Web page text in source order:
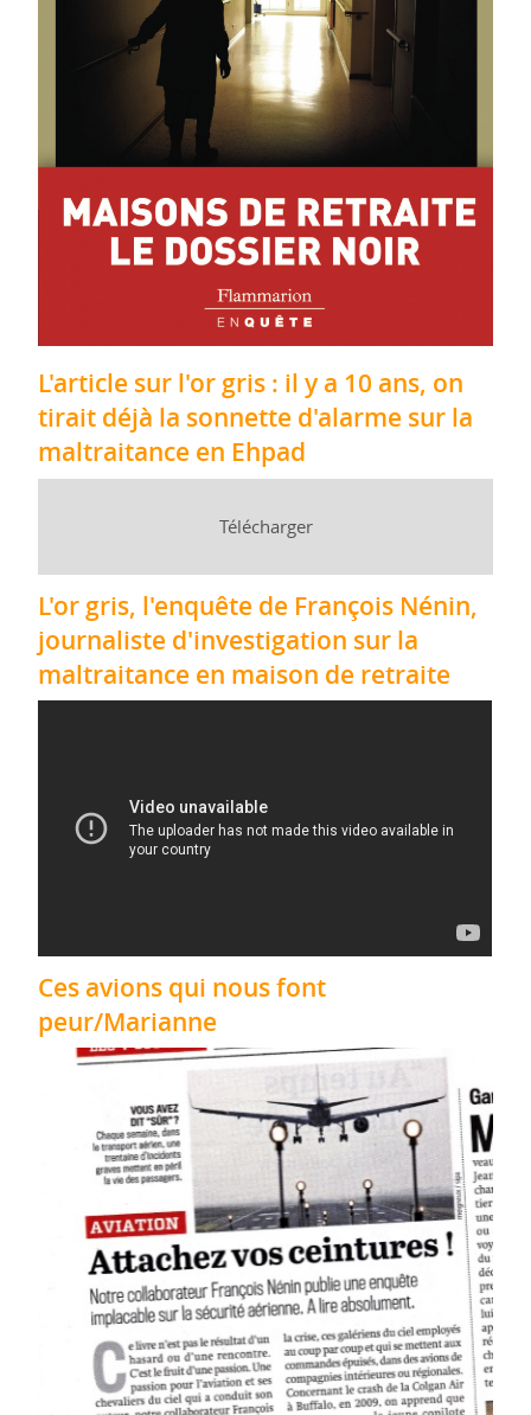
L'article sur l'or gris : il y a 10 ans, on
tirait déjà la sonnette d'alarme sur la
maltraitance en Ehpad
Télécharger
L'or gris, l'enquête de François Nénin,
journaliste d'investigation sur la
maltraitance en maison de retraite
Ces avions qui nous font
peur/Marianne